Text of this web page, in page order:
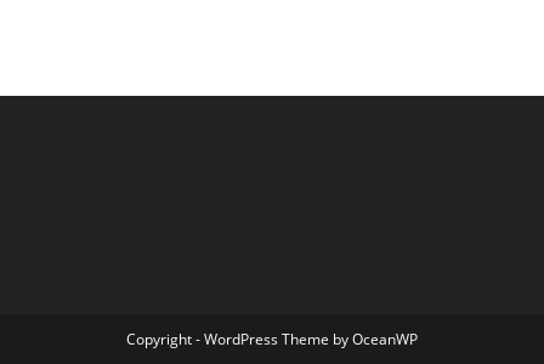
Copyright - WordPress Theme by OceanWP